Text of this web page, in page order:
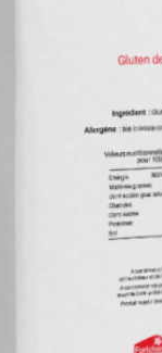
Voir le détail